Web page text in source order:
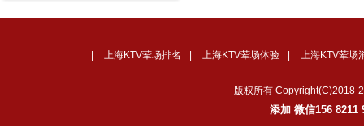
上海KTV荤场排名 上海KTV荤场体验 上海KTV荤场
版权所有 Copyright(C)2018-
添加 微信156 8211